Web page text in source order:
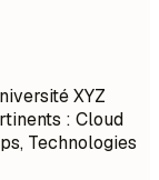
XYZ
: Cloud
Technologies